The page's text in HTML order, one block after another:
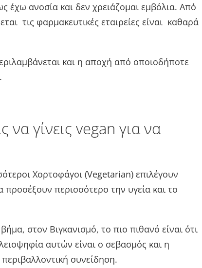
έχω ανοσία και δεν χρειάζομαι εμβόλια. Από
τις φαρμακευτικές εταιρείες είναι καθαρά
και η αποχή από οποιοδήποτε
γίνεις vegan για να
Χορτοφάγοι (Vegetarian) επιλέγουν
περισσότερο την υγεία και το
στον Βιγκανισμό, το πιο πιθανό είναι ότι
αυτών είναι ο σεβασμός και η
συνείδηση.